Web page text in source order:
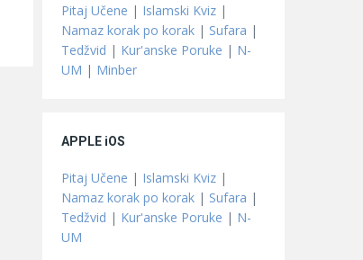
Pitaj Učene | Islamski Kviz |
Namaz korak po korak | Sufara |
Tedžvid | Kur'anske Poruke | N-
UM | Minber
APPLE iOS
Pitaj Učene | Islamski Kviz |
Namaz korak po korak | Sufara |
Tedžvid | Kur'anske Poruke | N-
UM